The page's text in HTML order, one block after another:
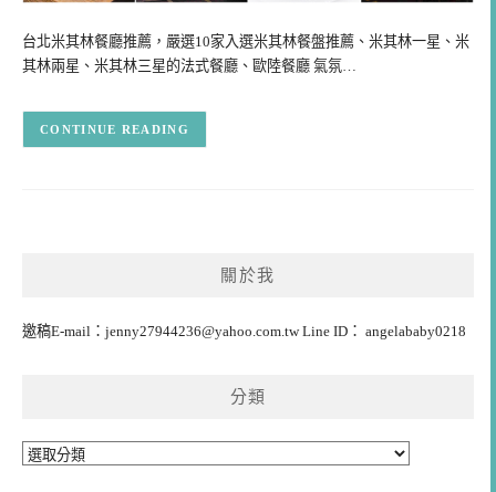
台北米其林餐廳推薦，嚴選10家入選米其林餐盤推薦、米其林一星、米
其林兩星、米其林三星的法式餐廳、歐陸餐廳 氣氛…
CONTINUE READING
關於我
邀稿E-mail： jenny27944236@yahoo.com.twLine ID： angelababy0218
分類
分